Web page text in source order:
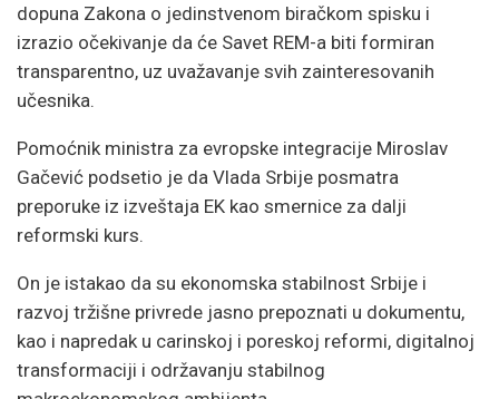
dopuna Zakona o jedinstvenom biračkom spisku i
izrazio očekivanje da će Savet REM-a biti formiran
transparentno, uz uvažavanje svih zainteresovanih
učesnika.
Pomoćnik ministra za evropske integracije Miroslav
Gačević podsetio je da Vlada Srbije posmatra
preporuke iz izveštaja EK kao smernice za dalji
reformski kurs.
On je istakao da su ekonomska stabilnost Srbije i
razvoj tržišne privrede jasno prepoznati u dokumentu,
kao i napredak u carinskoj i poreskoj reformi, digitalnoj
transformaciji i održavanju stabilnog